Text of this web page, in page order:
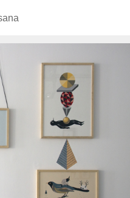
author/jazmin-